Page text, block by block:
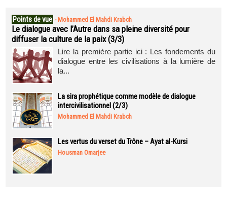
Points de vue - Mohammed El Mahdi Krabch
Le dialogue avec l’Autre dans sa pleine diversité pour
diffuser la culture de la paix (3/3)
Lire la première partie ici : Les fondements du
dialogue entre les civilisations à la lumière de
la...
La sira prophétique comme modèle de dialogue
intercivilisationnel (2/3)
Mohammed El Mahdi Krabch
Les vertus du verset du Trône – Ayat al-Kursi
Housman Omarjee